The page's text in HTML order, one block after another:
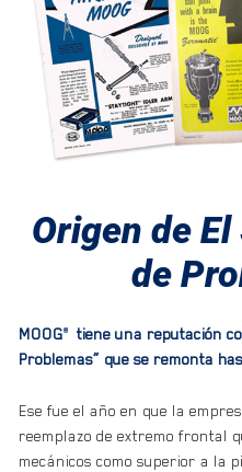
Origen de
de
MOOG®
tiene una reputación
Problemas” que se remonta
Ese fue el año en que la
reemplazo de extremo frontal
mecánicos como superior a la